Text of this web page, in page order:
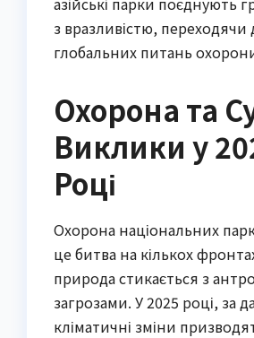
з вразливістю, переходячи
глобальних питань
Охорона та
Виклики у
Році
Охорона національних
це битва на кількох
природа стикається з
загрозами. У 2025 році, за
кліматичні зміни